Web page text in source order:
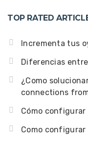
TOP RATED
Incrementa tus
Diferencias entre
¿Como
connections
Cómo configurar
Como configurar